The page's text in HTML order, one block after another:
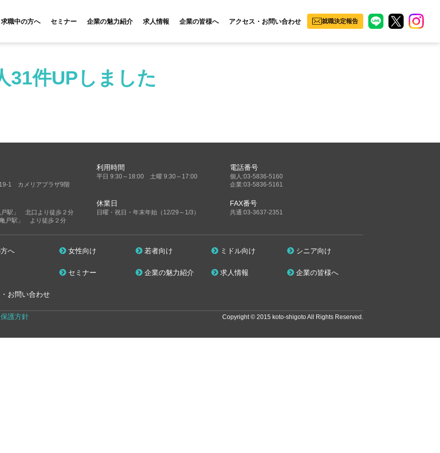
求職中の方へ セミナー 企業の魅力紹介 求人情報 企業の皆様へ アクセス・お問い合わせ 就職決定報告
31件UPしました
1 カメリアプラザ9階
利用時間
平日 9:30～18:00 土曜 9:30～17:00
電話番号
個人:03-5836-5160
企業:03-5836-5161
戸駅」 北口より徒歩２分
戸駅」 より徒歩２分
休業日
日曜・祝日・年末年始（12/29～1/3）
FAX番号
共通:03-3637-2351
へ 女性向け 若者向け ミドル向け シニア向け
セミナー 企業の魅力紹介 求人情報 企業の皆様へ
お問い合わせ
護方針 Copyright © 2015 koto-shigoto All Rights Reserved.